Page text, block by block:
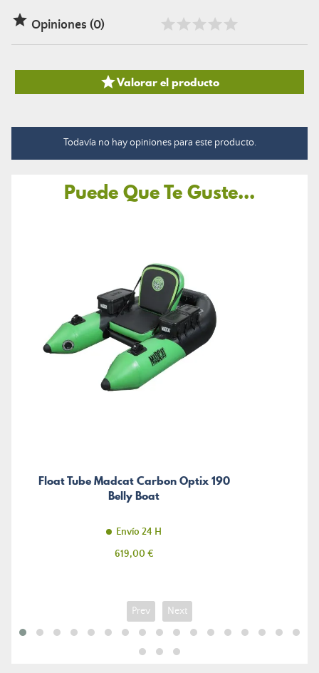
 Opiniones (0)
Valorar el producto
Todavía no hay opiniones para este producto.
Puede Que Te Guste...
Float Tube Madcat Carbon Optix 190
Belly Boat
Envío 24 H
Precio
619,00 €
Prev Next